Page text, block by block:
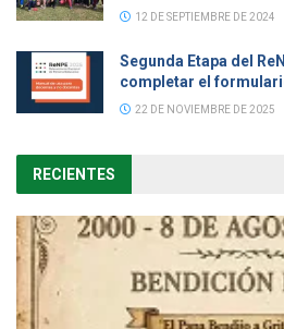
12 DE SEPTIEMBRE DE 2024
Segunda Etapa del
completar el
22 DE NOVIEMBRE DE 2025
RECIENTES